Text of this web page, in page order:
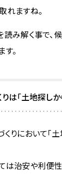
れますね。
読み解く事で
。
は「土地探し
りにおいて「
は治安や利便